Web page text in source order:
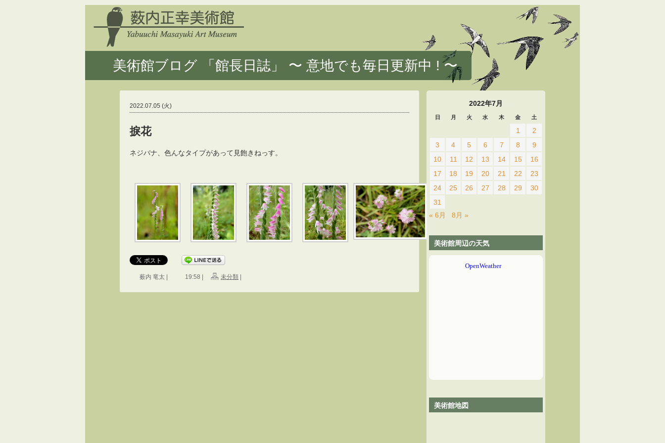
美術館ブログ 「館長日誌」 〜 意地でも毎日更新中 ! 〜
2022.07.05 (火)
捩花
ネジバナ、色んなタイプがあって見飽きねっす。
薮内 竜太 | 19:58 | 未分類
2022年7月
日 月 火 水 木 金 土
1
2
3
4 5 6 7 8
9
10
11 12 13 14 15
16
17
18 19 20 21 22
23
24
25 26 27 28 29
30
31
« 6月
8月 »
美術館周辺の天気
美術館地図